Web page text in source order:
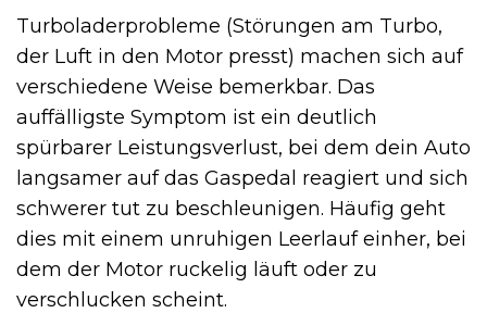
Turboladerprobleme (Störungen am Turbo,
der Luft in den Motor presst) machen sich auf
verschiedene Weise bemerkbar. Das
auffälligste Symptom ist ein deutlich
spürbarer Leistungsverlust, bei dem dein Auto
langsamer auf das Gaspedal reagiert und sich
schwerer tut zu beschleunigen. Häufig geht
dies mit einem unruhigen Leerlauf einher, bei
dem der Motor ruckelig läuft oder zu
verschlucken scheint.